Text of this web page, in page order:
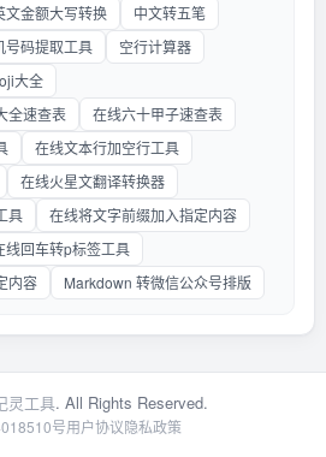
文金额大写转换
中文转五笔
号码提取工具
空行计算器
大全
全速查表
在线六十甲子速查表
在线文本行加空行工具
在线火星文翻译转换器
具
在线将文字前缀加入指定内容
线回车转p标签工具
内容
Markdown 转微信公众号排版
灵工具. All Rights Reserved.
号用户协议隐私政策